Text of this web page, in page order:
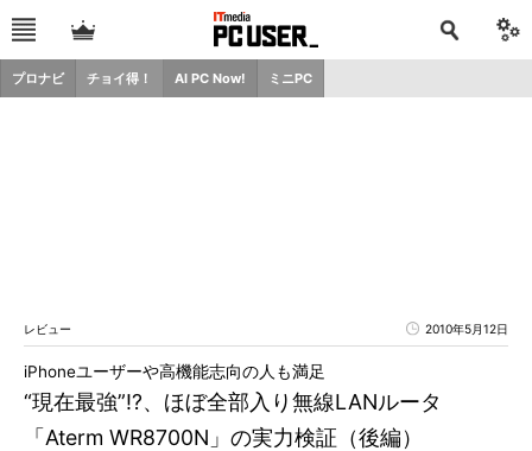
プロナビ チョイ得！ AI PC Now! ミニPC
レビュー 2010年5月12日
“現在最強”!?、ほぼ全部入り無線LANルータ
「Aterm WR8700N」の実力検証（後編）
iPhoneユーザーや高機能志向の人も満足